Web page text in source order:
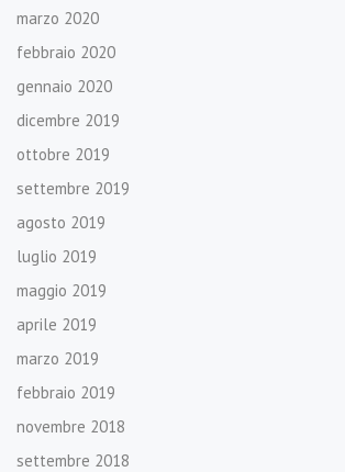
marzo 2020
febbraio 2020
gennaio 2020
dicembre 2019
ottobre 2019
settembre 2019
agosto 2019
luglio 2019
maggio 2019
aprile 2019
marzo 2019
febbraio 2019
novembre 2018
settembre 2018